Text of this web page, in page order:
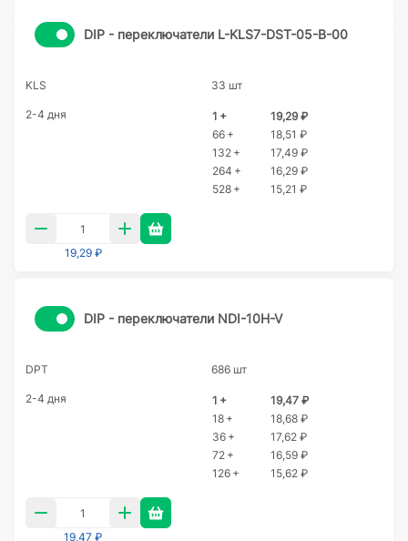
DIP - переключатели L-KLS7-DST-05-B-00
KLS 33 шт
2-4 дня 1 +
19,29 ₽
66 +
18,51 ₽
132 +
17,49 ₽
264 +
16,29 ₽
528 +
15,21 ₽
19,29 ₽
DIP - переключатели NDI-10H-V
DPT 686 шт
2-4 дня 1 +
19,47 ₽
18 +
18,68 ₽
36 +
17,62 ₽
72 +
16,59 ₽
126 +
15,62 ₽
19,47 ₽